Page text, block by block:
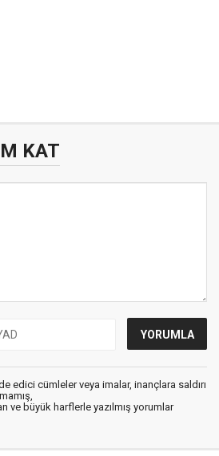
KAT
edici cümleler veya imalar, inançlara saldırı
ve büyük harflerle yazılmış yorumlar